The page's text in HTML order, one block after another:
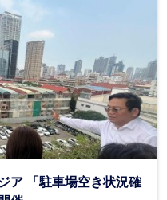
ア 「駐車場空き状況確